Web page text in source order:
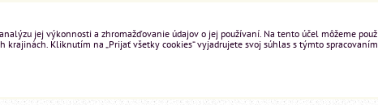
jej výkonnosti a zhromažďovanie údajov o jej používaní. Na tento účel môžeme
krajinách. Kliknutím na „Prijať všetky cookies“ vyjadrujete svoj súhlas s týmto